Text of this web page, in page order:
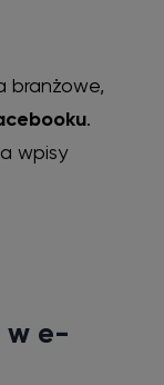
branżowe,
.
wpisy
w e-